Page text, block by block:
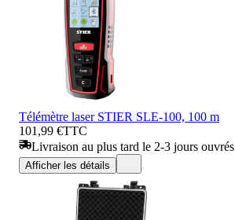
Télémètre laser STIER SLE-100, 100 m
101,99 €TTC
Livraison au plus tard le 2-3 jours ouvrés
Afficher les détails